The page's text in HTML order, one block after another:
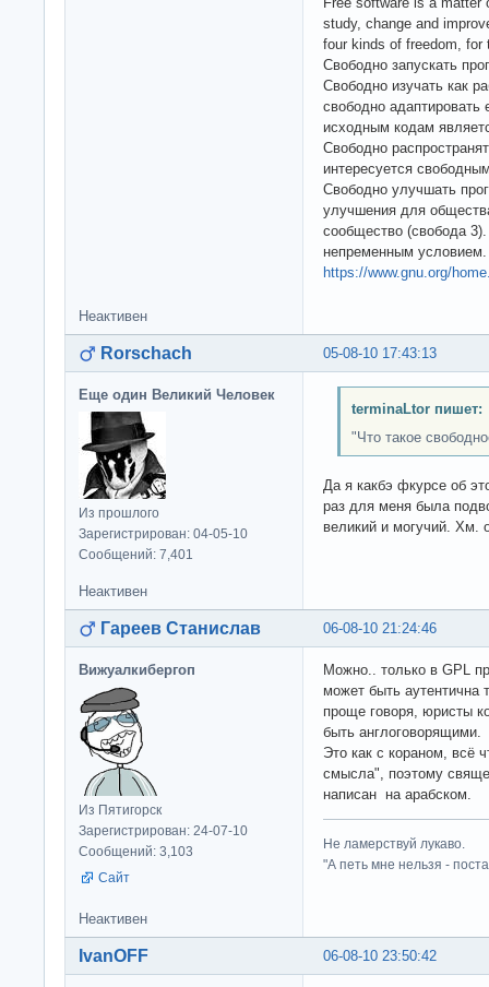
study, change and
four kinds of freedom,
Свободно запускать
Свободно изучать как
свободно
исходным кодам
Свободно
интересуется
Свободно улучшать
улучшения для
сообщество (свобода
непременным условием.
https://www.gnu.org/
Неактивен
05-08-10 17:43:13
Rorschach
Еще один Великий Человек
Из прошлого
Зарегистрирован: 04-05-10
Сообщений: 7,401
terminaLtor пишет:
"Что такое
Да я какбэ фкурсе об
раз для меня была
великий и могучий. Хм.
Неактивен
06-08-10 21:24:46
Гареев Станислав
Вижуалкибергоп
Из Пятигорск
Зарегистрирован: 24-07-10
Сообщений: 3,103
Сайт
Можно.. только в GPL
может быть аутентична
проще говоря, юристы
быть англоговорящими.
Это как с кораном, всё
смысла", поэтому
написан на арабском.
Не ламерствуй лукаво.
"А петь мне нельзя -
Неактивен
06-08-10 23:50:42
IvanOFF